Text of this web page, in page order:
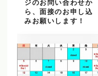
ジのお問い合わせか
ら、面接のお申し込
みお願いします！